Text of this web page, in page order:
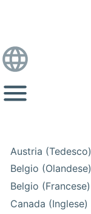
Austria (Tedesco)
Belgio (Olandese)
Belgio (Francese)
Canada (Inglese)